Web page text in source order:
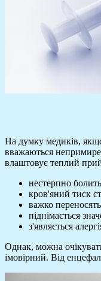
На думку медиків,
вважаються
влаштовує теплий
нестерпно
кров'яний тиск
важко
піднімається
з'являється
Однак, можна
імовірний. Від